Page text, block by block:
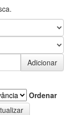
Ordenar